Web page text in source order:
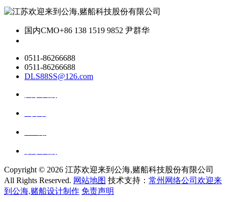
国内CMO+86 138 1519 9852 尹群华
0511-86266688
0511-86266688
DLS88SS@126.com
Copyright © 2026 江苏欢迎来到公海,赌船科技股份有限公司
All Rights Reserved. 网站地图 技术支持： 常州网络公司欢迎来
到公海,赌船设计制作 免责声明